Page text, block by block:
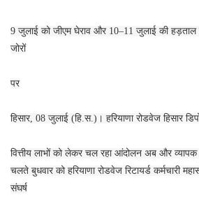
9 जुलाई को जीएम घेराव और 10–11 जुलाई की
जोरों
पर
हिसार, 08 जुलाई (हि.स.)। हरियाणा रोडवेज हिसार
वित्तीय लाभों को लेकर चल रहा आंदोलन अब और
चलते बुधवार को हरियाणा रोडवेज रिटायर्ड कर्मचारी
संघर्ष